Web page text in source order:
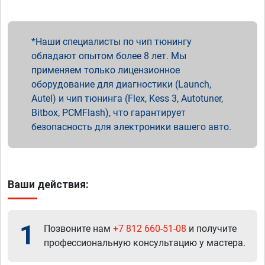
Наши специалисты по чип тюнингу
обладают опытом более 8 лет. Мы
применяем только лицензионное
оборудование для диагностики (Launch,
Autel) и чип тюнинга (Flex, Kess 3, Autotuner,
Bitbox, PCMFlash), что гарантирует
безопасность для электроники вашего авто.
Ваши действия:
1 Позвоните нам +7 812 660-51-08 и получите
профессиональную консультацию у мастера.